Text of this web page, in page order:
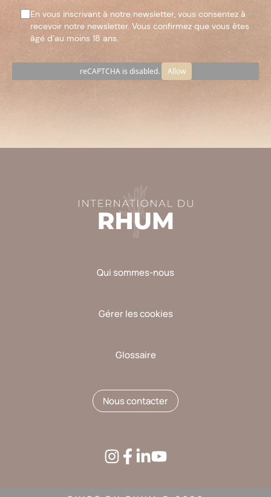
En vous inscrivant à notre newsletter, vous consentez à
recevoir notre newsletter. Vous confirmez que vous êtes
âgé d’au moins 18 ans.
reCAPTCHA is disabled. Allow
vide.
Qui sommes-nous
Gérer les cookies
Glossaire
Nous contacter